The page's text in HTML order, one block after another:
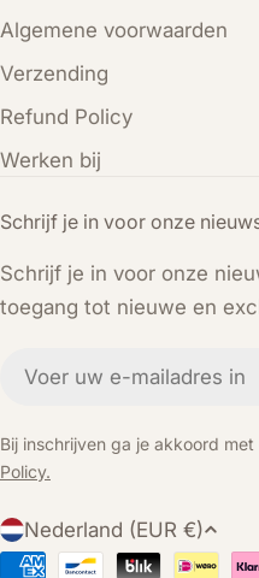
Schrijf je in voor onze
Schrijf je in voor onze
toegang tot nieuwe en
Bij inschrijven ga je akkoord met
Policy.
Algemene voorwaarden
Verzending
Refund Policy
Werken bij
L
a
Nederland (EUR €)
Betaalmethoden